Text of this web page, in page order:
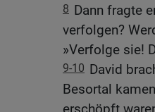
8 Dann fragte
verfolgen?
»Verfolge sie!
9-10 David
Besortal